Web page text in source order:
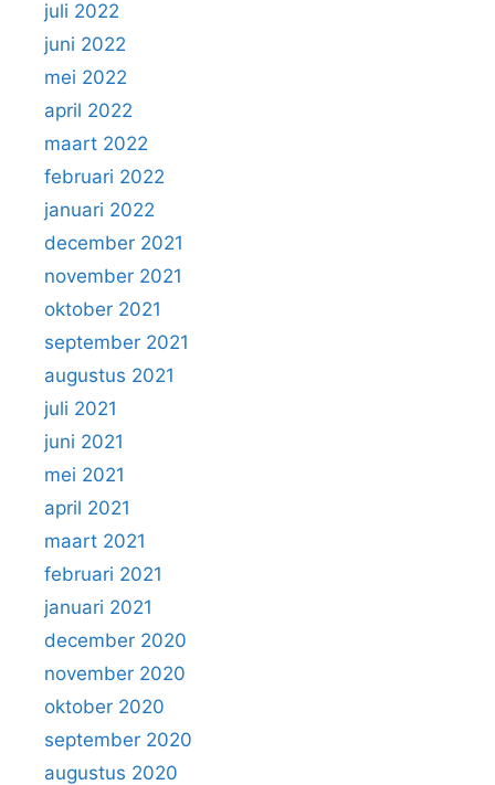
juli 2022
juni 2022
mei 2022
april 2022
maart 2022
februari 2022
januari 2022
december 2021
november 2021
oktober 2021
september 2021
augustus 2021
juli 2021
juni 2021
mei 2021
april 2021
maart 2021
februari 2021
januari 2021
december 2020
november 2020
oktober 2020
september 2020
augustus 2020